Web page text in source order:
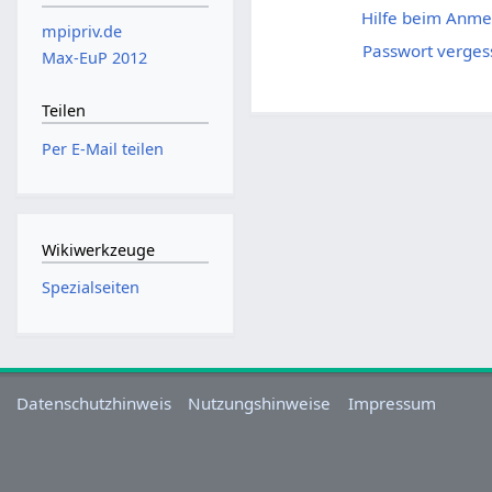
Hilfe beim
Passwort
mpipriv.de
Max-EuP 2012
Teilen
Per E-Mail teilen
Wikiwerkzeuge
Spezialseiten
Datenschutzhinweis Nutzungshinweise Impressum